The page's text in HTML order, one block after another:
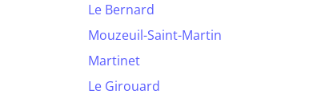
Le Bernard
Mouzeuil-Saint-Martin
Martinet
Le Girouard